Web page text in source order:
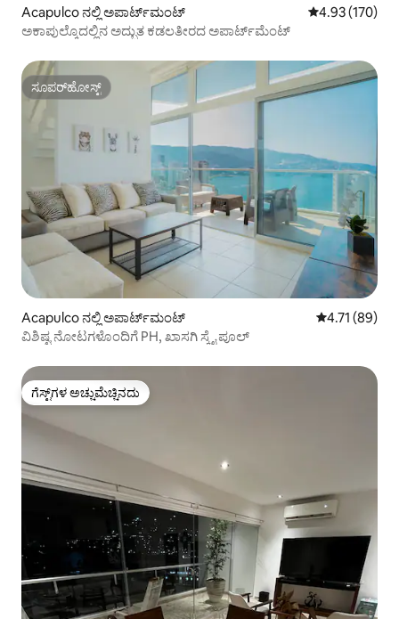
Acapulco ನಲ್ಲಿ ಅಪಾರ್ಟ್‌ಮಂಟ್ 5 ರಲ್ಲಿ 4.93
4.93 (170)
ಅಕಾಪುಲ್ಕೊದಲ್ಲಿನ ಅದ್ಭುತ ಕಡಲತೀರದ ಅಪಾರ್ಟ್‌ಮೆಂಟ್
ಸೂಪರ್‌ಹೋಸ್ಟ್
ಸೂಪರ್‌ಹೋಸ್ಟ್
Acapulco ನಲ್ಲಿ ಅಪಾರ್ಟ್‌ಮಂಟ್ 5 ರಲ್ಲಿ 4.71
4.71 (89)
ವಿಶಿಷ್ಟ ನೋಟಗಳೊಂದಿಗೆ PH, ಖಾಸಗಿ ಸ್ಕೈ ಪೂಲ್
ಗೆಸ್ಟ್‌ಗಳ ಅಚ್ಚುಮೆಚ್ಚಿನದು
ಗೆಸ್ಟ್‌ಗಳ ಅಚ್ಚುಮೆಚ್ಚಿನದು